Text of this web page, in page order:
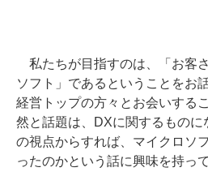
私たちが目指すのは、「お客
ソフト」であるということをお
経営トップの方々とお会いする
然と話題は、DXに関するもの
の視点からすれば、マイクロソ
ったのかという話に興味を持っ